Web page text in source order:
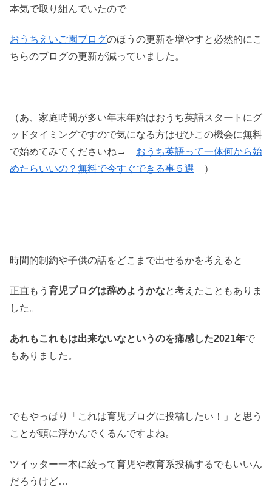
本気で取り組んでいたので
おうちえいご園ブログのほうの更新を増やすと必然的にこ
ちらのブログの更新が減っていました。
（あ、家庭時間が多い年末年始はおうち英語スタートにグ
ッドタイミングですので気になる方はぜひこの機会に無料
で始めてみてくださいね→ おうち英語って一体何から始
めたらいいの？無料で今すぐできる事５選 ）
時間的制約や子供の話をどこまで出せるかを考えると
正直もう 育児ブログは辞めようかなと考えたこともありま
した。
あれもこれもは出来ないなというのを痛感した2021年で
もありました。
でもやっぱり「これは育児ブログに投稿したい！」と思う
ことが頭に浮かんでくるんですよね。
ツイッター一本に絞って育児や教育系投稿するでもいいん
だろうけど…